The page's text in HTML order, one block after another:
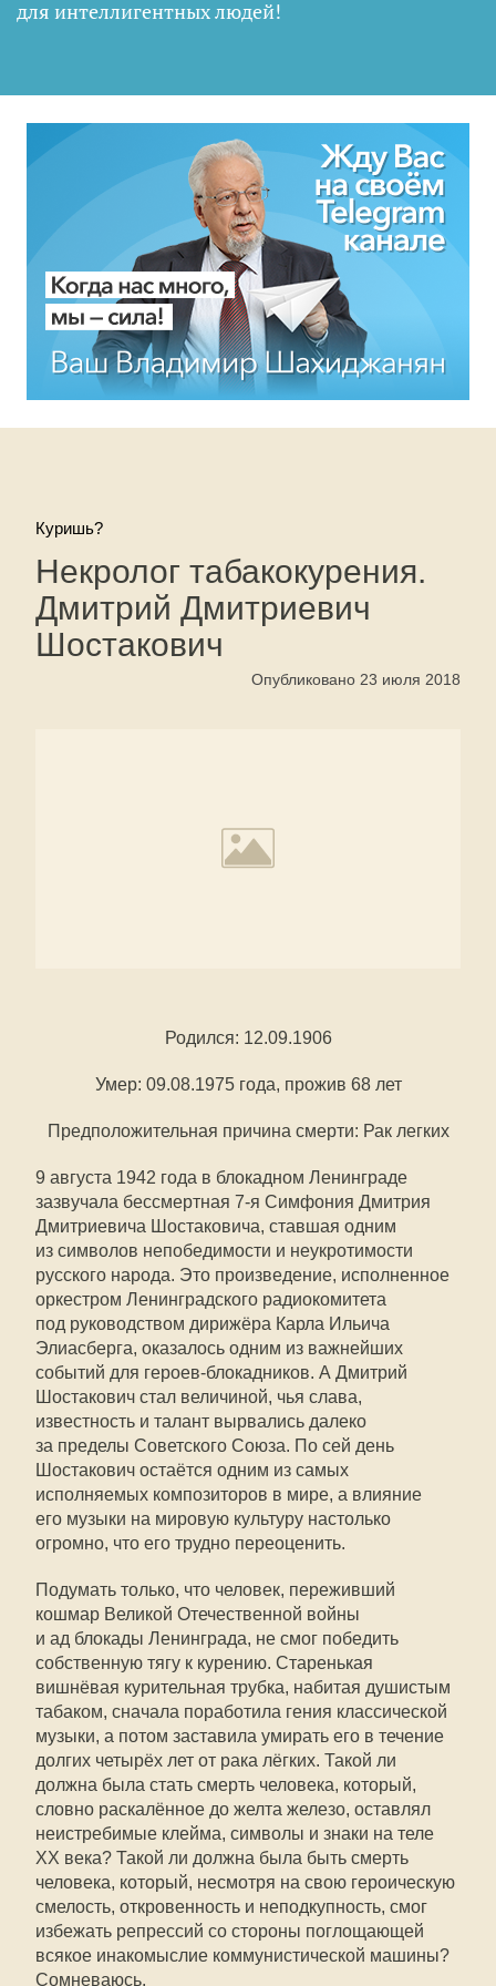
для интеллигентных людей!
Куришь?
Некролог табакокурения.
Дмитрий Дмитриевич
Шостакович
Опубликовано 23 июля 2018
Родился: 12.09.1906
Умер: 09.08.1975 года, прожив 68 лет
Предположительная причина смерти: Рак легких
9 августа 1942 года в блокадном Ленинграде
зазвучала бессмертная 7-я Симфония Дмитрия
Дмитриевича Шостаковича, ставшая одним
из символов непобедимости и неукротимости
русского народа. Это произведение, исполненное
оркестром Ленинградского радиокомитета
под руководством дирижёра Карла Ильича
Элиасберга, оказалось одним из важнейших
событий для героев-блокадников. А Дмитрий
Шостакович стал величиной, чья слава,
известность и талант вырвались далеко
за пределы Советского Союза. По сей день
Шостакович остаётся одним из самых
исполняемых композиторов в мире, а влияние
его музыки на мировую культуру настолько
огромно, что его трудно переоценить.
Подумать только, что человек, переживший
кошмар Великой Отечественной войны
и ад блокады Ленинграда, не смог победить
собственную тягу к курению. Старенькая
вишнёвая курительная трубка, набитая душистым
табаком, сначала поработила гения классической
музыки, а потом заставила умирать его в течение
долгих четырёх лет от рака лёгких. Такой ли
должна была стать смерть человека, который,
словно раскалённое до желта железо, оставлял
неистребимые клейма, символы и знаки на теле
ХХ века? Такой ли должна была быть смерть
человека, который, несмотря на свою героическую
смелость, откровенность и неподкупность, смог
избежать репрессий со стороны поглощающей
всякое инакомыслие коммунистической машины?
Сомневаюсь.